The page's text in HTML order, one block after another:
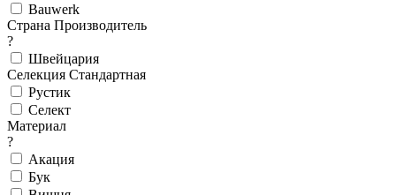
Bauwerk
Страна Производитель
?
Швейцария
Селекция Стандартная
Рустик
Селект
Материал
?
Акация
Бук